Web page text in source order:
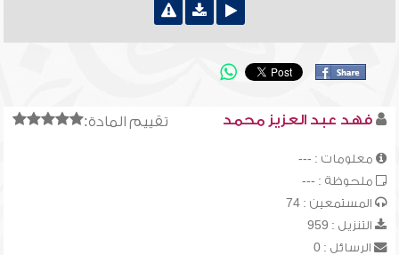
تقييم المادة: فهد عبد العزيز محمد
معلومات : ---
ملحوظة : ---
المستمعين : 74
التنزيل : 959
الرسائل : 0